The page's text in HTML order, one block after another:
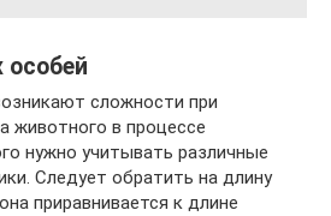
сложности при
животного в процессе
нужно учитывать различные
Следует обратить на длину
приравнивается к длине